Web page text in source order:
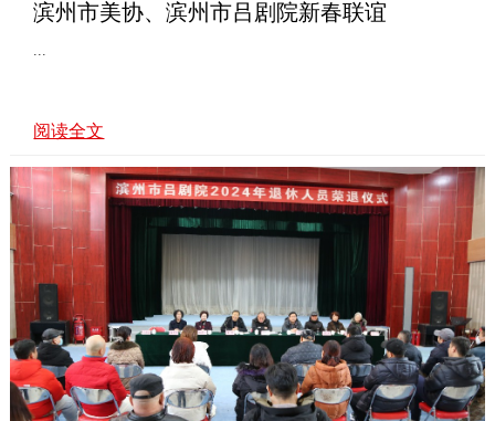
滨州市美协、滨州市吕剧院新春联谊
...
阅读全文